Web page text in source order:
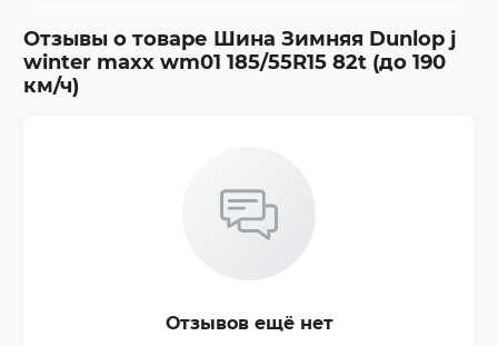
Отзывы о товаре Шина Зимняя Dunlop j
winter maxx wm01 185/55R15 82t (до 190
км/ч)
Отзывов ещё нет